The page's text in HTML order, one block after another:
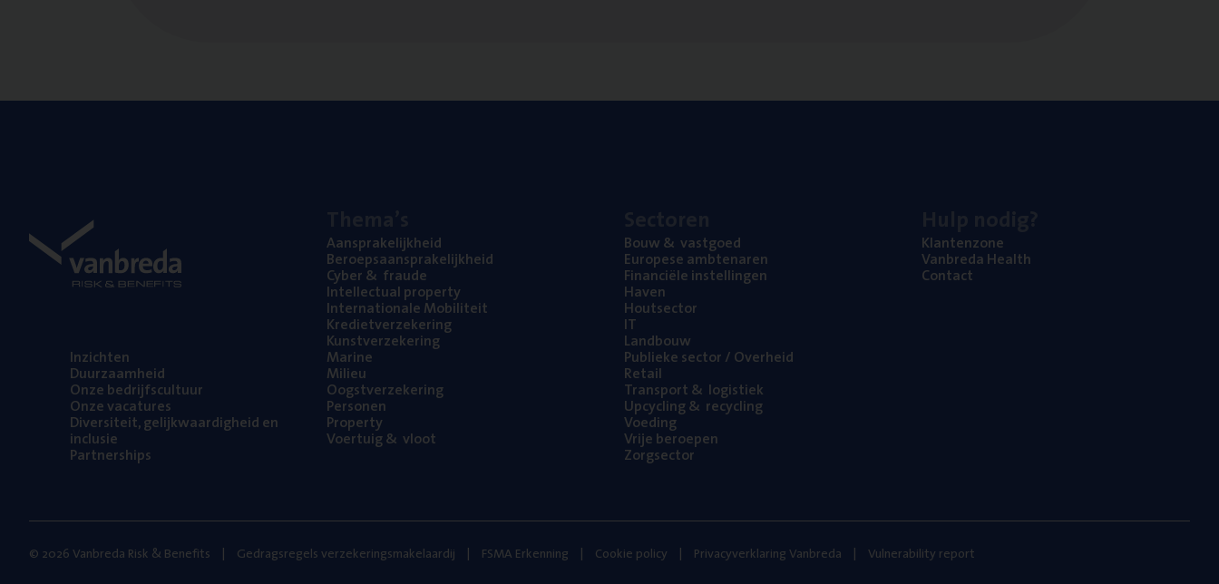
Inzich­ten
Duur­zaam­heid
Onze bedrijfs­cul­tuur
Onze vaca­tu­res
Diver­si­teit, gelijk­waar­dig­heid en
inclusie
Part­ner­ships
Aan­spra­ke­lijk­heid
Beroeps­aan­spra­ke­lijk­heid
Cyber& fraude
Intel­lec­tu­al property
Inter­na­ti­o­na­le Mobiliteit
Kre­diet­ver­ze­ke­ring
Kunst­ver­ze­ke­ring
Mari­ne
Mili­eu
Oogst­ver­ze­ke­ring
Per­so­nen
Pro­per­ty
Voer­tuig& vloot
Bouw& vastgoed
Euro­pe­se ambtenaren
Finan­ci­ë­le instellingen
Haven
Hout­sec­tor
IT
Land­bouw
Publie­ke sec­tor / Overheid
Retail
Trans­port& logistiek
Upcy­cling& recycling
Voe­ding
Vrije beroe­pen
Zorg­sec­tor
Klan­ten­zo­ne
Van­b­re­da Health
Con­tact
© 2026 Vanbreda Risk & Benefits Gedragsregels verzekeringsmakelaardij FSMA Erkenning Cookie policy Privacyverklaring Vanbreda Vulnerability report